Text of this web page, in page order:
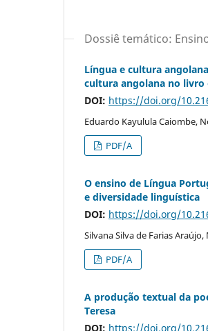
Dossiê temático:
Língua e cultura
cultura angolana no livro
DOI: https://doi.org/
Eduardo Kayulula Caiombe,
PDF/A
O ensino de Língua
e diversidade linguística
DOI: https://doi.org/
Silvana Silva de Farias
PDF/A
A produção textual da
Teresa
DOI: https://doi.org/